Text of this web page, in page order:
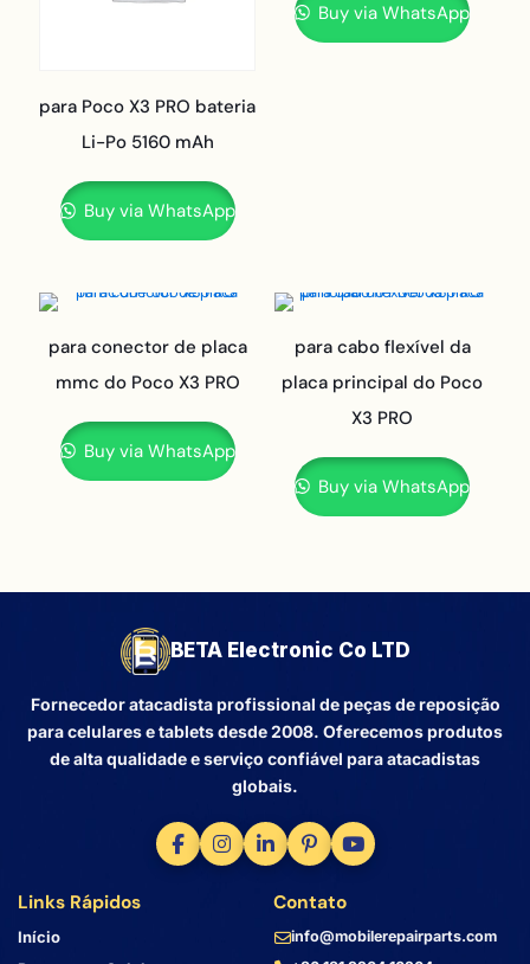
para Poco X3 PRO bateria
Li-Po 5160 mAh
Buy via WhatsApp
Buy via WhatsApp
para conector de placa
mmc do Poco X3 PRO
Buy via WhatsApp
para cabo flexível da
placa principal do Poco
X3 PRO
Buy via WhatsApp
BETA Electronic Co LTD
Fornecedor atacadista profissional de peças de reposição
para celulares e tablets desde 2008. Oferecemos produtos
de alta qualidade e serviço confiável para atacadistas
globais.
Links Rápidos
Início
Contato
info@mobilerepairparts.com